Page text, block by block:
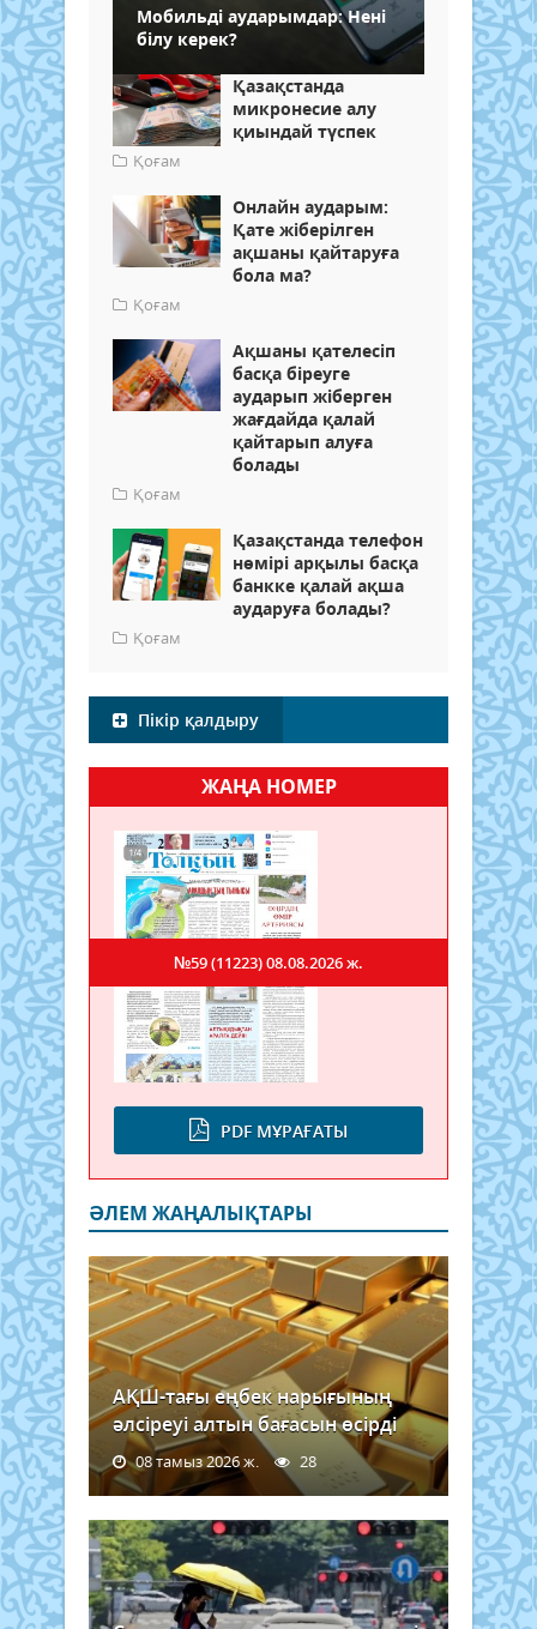
Мобильді аударымдар: Нені
білу керек?
Қазақстанда
микронесие алу
қиындай түспек
Қоғам
Онлайн аударым:
Қате жіберілген
ақшаны қайтаруға
бола ма?
Қоғам
Ақшаны қателесіп
басқа біреуге
аударып жіберген
жағдайда қалай
қайтарып алуға
болады
Қоғам
Қазақстанда телефон
нөмірі арқылы басқа
банкке қалай ақша
аударуға болады?
Қоғам
Пікір қалдыру
ЖАҢА НОМЕР
PDF МҰРАҒАТЫ
№59 (11223)08.08.2026 ж.
ӘЛЕМ ЖАҢАЛЫҚТАРЫ
АҚШ-тағы еңбек нарығының
әлсіреуі алтын бағасын өсірді
08 тамыз 2026 ж. 28